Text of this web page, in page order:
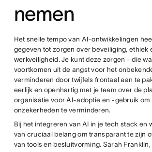
nemen
Het snelle tempo van AI-ontwikkelingen
gegeven tot zorgen over beveiliging, ethiek
werkveiligheid. Je kunt deze zorgen - die
voortkomen uit de angst voor het
verminderen door twijfels frontaal aan te
eerlijk en openhartig met je team over de
organisatie voor AI-adoptie en -gebruik om
onzekerheden te verminderen.
Bij het integreren van AI in je tech stack en
van cruciaal belang om transparant te zijn
van tools en besluitvorming. Sarah Franklin,